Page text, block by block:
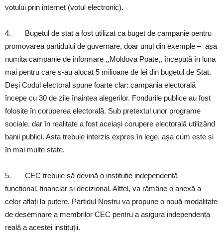
votului prin internet (votul electronic).
4. Bugetul de stat a fost utilizat ca buget de campanie pentru
promovarea partidului de guvernare, doar unul din exemple – așa
numita campanie de informare ,,Moldova Poate,, începută în luna
mai pentru care s-au alocat 5 milioane de lei din bugetul de Stat.
Deși Codul electoral spune foarte clar: campania electorală
începe cu 30 de zile înaintea alegerilor. Fondurile publice au fost
folosite în coruperea electorală. Sub pretextul unor programe
sociale, dar în realitate a fost aceiași corupere electorală utilizând
banii publici. Asta trebuie interzis expres în lege, așa cum este și
în mai multe state.
5. CEC trebuie să devină o instituție independentă –
funcțional, financiar și decizional. Altfel, va rămâne o anexă a
celor aflați la putere. Partidul Nostru va propune o nouă modalitate
de desemnare a membrilor CEC pentru a asigura independența
reală a acestei instituții.